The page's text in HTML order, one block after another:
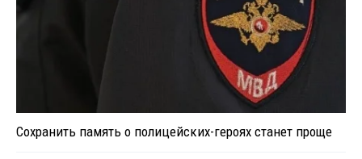
Сохранить память о полицейских-героях станет проще